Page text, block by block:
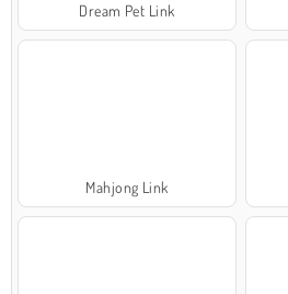
Dream Pet Link
Mahjong Link